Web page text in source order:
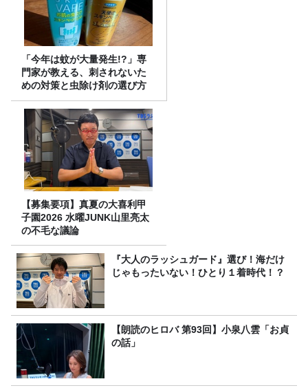
「今年は蚊が大量発生!?」専
門家が教える、刺されないた
めの対策と虫除け剤の選び方
【募集要項】真夏の大喜利甲
子園2026 水曜JUNK山里亮太
の不毛な議論
『大人のラッシュガード』選び！海だけ
じゃもったいない！ひとり１着時代！？
【朗読のヒロバ 第93回】小泉八雲「お貞
の話」